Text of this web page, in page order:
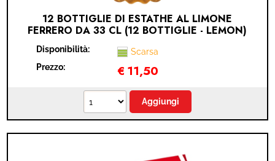
12 BOTTIGLIE DI ESTATHE AL LIMONE
FERRERO DA 33 CL (12 BOTTIGLIE - LEMON)
Disponibilità:
Scarsa
Prezzo:
€ 11,50